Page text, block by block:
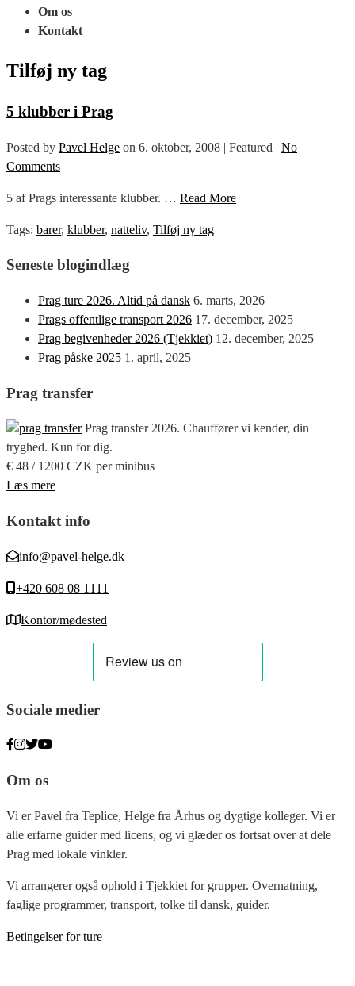
Om os
Kontakt
Tilføj ny tag
5 klubber i Prag
Posted by Pavel Helge on 6. oktober, 2008 | Featured | No
Comments
5 af Prags interessante klubber. … Read More
Tags: barer, klubber, natteliv, Tilføj ny tag
Seneste blogindlæg
Prag ture 2026. Altid på dansk 6. marts, 2026
Prags offentlige transport 2026 17. december, 2025
Prag begivenheder 2026 (Tjekkiet) 12. december, 2025
Prag påske 2025 1. april, 2025
Prag transfer
Prag transfer 2026. Chauffører vi kender, din
tryghed. Kun for dig.
€ 48 / 1200 CZK per minibus
Læs mere
Kontakt info
info@pavel-helge.dk
+420 608 08 1111
Kontor/mødested
Sociale medier
Om os
Vi er Pavel fra Teplice, Helge fra Århus og dygtige kolleger. Vi er
alle erfarne guider med licens, og vi glæder os fortsat over at dele
Prag med lokale vinkler.
Vi arrangerer også ophold i Tjekkiet for grupper. Overnatning,
faglige programmer, transport, tolke til dansk, guider.
Betingelser for ture